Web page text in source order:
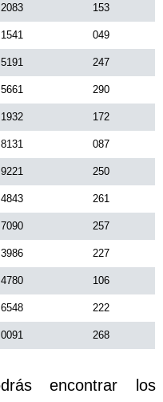
2083 153
1541 049
5191 247
5661 290
1932 172
8131 087
9221 250
4843 261
7090 257
3986 227
4780 106
6548 222
0091 268
encontrar los